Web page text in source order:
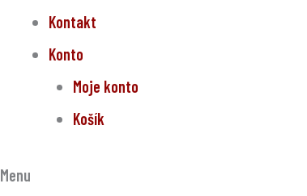
Kontakt
Konto
Moje konto
Košík
Menu